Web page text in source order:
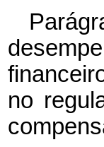
no